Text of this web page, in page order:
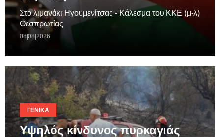
Στο λιμανάκι Ηγουμενίτσας - Κάλεσμα του ΚΚΕ (μ-λ)
Θεσπρωτίας
08|08|2026
ΓΕΝΙΚΆ
Υψηλός κίνδυνος πυρκαγιάς